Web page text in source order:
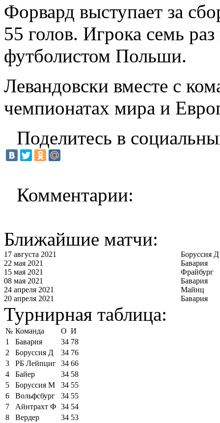
Форвард выступает за
55 голов. Игрока семь
футболистом Польши.
Левандовски вместе с
чемпионатах мира и
Поделитесь в
Комментарии:
Ближайшие матчи:
17 августа 2021
Боруссия Д
22 мая 2021
Бавария
15 мая 2021
Фрайбург
08 мая 2021
Бавария
24 апреля 2021
Майнц
20 апреля 2021
Бавария
Турнирная таблица:
№ Команда О И
1
Бавария 34 78
2
Боруссия Д 34 76
3
РБ Лейпциг 34 66
4
Байер 34 58
5
Боруссия М 34 55
6
Вольфсбург 34 55
7
Айнтрахт Ф 34 54
8
Вердер 34 53